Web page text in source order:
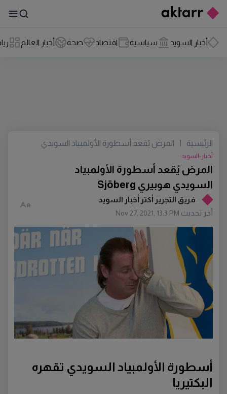
أخبار السويد سياسية اقتصاد صحة أخبار العالم
فريق التجرير أكتر أخبار السويد
أخر تحديث Nov 27, 2021, 13:3 PM
المرض يُقعد أسطورة الأولمبياد
السويدي هوبيري Sjöberg
أخبار-السويد
الرئيسية
المرض يُقعد أسطورة الأولمبياد السويدي
أسطورة الأولمبياد السويدي تقهره
البكتيريا